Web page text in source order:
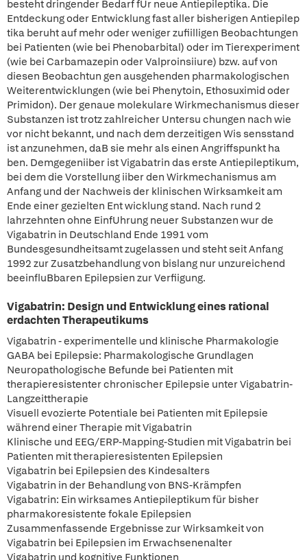
besteht dringender Bedarf fUr neue Antiepileptika. Die
Entdeckung oder Entwicklung fast aller bisherigen Antiepilep
tika beruht auf mehr oder weniger zufiilligen Beobachtungen
bei Patienten (wie bei Phenobarbital) oder im Tierexperiment
(wie bei Carbamazepin oder Valproinsiiure) bzw. auf von
diesen Beobachtun gen ausgehenden pharmakologischen
Weiterentwicklungen (wie bei Phenytoin, Ethosuximid oder
Primidon). Der genaue molekulare Wirkmechanismus dieser
Substanzen ist trotz zahlreicher Untersu chungen nach wie
vor nicht bekannt, und nach dem derzeitigen Wis sensstand
ist anzunehmen, daB sie mehr als einen Angriffspunkt ha
ben. Demgegeniiber ist Vigabatrin das erste Antiepileptikum,
bei dem die Vorstellung iiber den Wirkmechanismus am
Anfang und der Nachweis der klinischen Wirksamkeit am
Ende einer gezielten Ent wicklung stand. Nach rund 2
lahrzehnten ohne EinfUhrung neuer Substanzen wur de
Vigabatrin in Deutschland Ende 1991 vom
Bundesgesundheitsamt zugelassen und steht seit Anfang
1992 zur Zusatzbehandlung von bislang nur unzureichend
beeinfluBbaren Epilepsien zur Verfiigung.
Vigabatrin: Design und Entwicklung eines rational
erdachten Therapeutikums
Vigabatrin - experimentelle und klinische Pharmakologie
GABA bei Epilepsie: Pharmakologische Grundlagen
Neuropathologische Befunde bei Patienten mit
therapieresistenter chronischer Epilepsie unter Vigabatrin-
Langzeittherapie
Visuell evozierte Potentiale bei Patienten mit Epilepsie
während einer Therapie mit Vigabatrin
Klinische und EEG/ERP-Mapping-Studien mit Vigabatrin bei
Patienten mit therapieresistenten Epilepsien
Vigabatrin bei Epilepsien des Kindesalters
Vigabatrin in der Behandlung von BNS-Krämpfen
Vigabatrin: Ein wirksames Antiepileptikum für bisher
pharmakoresistente fokale Epilepsien
Zusammenfassende Ergebnisse zur Wirksamkeit von
Vigabatrin bei Epilepsien im Erwachsenenalter
Vigabatrin und kognitive Funktionen